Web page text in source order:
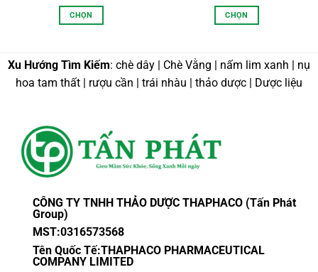
CHỌN
này
có
nhiều
chọn
thể
được
chọn
trang
CHỌN
này
nhiều
thể
được
trang
Xu Hướng Tìm Kiếm: chè dây | Chè Vằng | nấm lim xanh | nụ
hoa tam thất | rượu cần | trái nhàu | thảo dược | Dược liệu
CÔNG TY TNHH THẢO DƯỢC THAPHACO (Tấn Phát
Group)
MST:0316573568
Tên Quốc Tế:THAPHACO PHARMACEUTICAL
COMPANY LIMITED